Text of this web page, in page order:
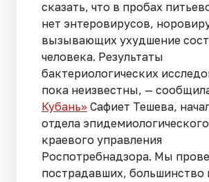
сказать, что в пробах
нет энтеровирусов,
вызывающих ухудшение
человека. Результаты
бактериологических
пока неизвестны, —
Кубань» Сафиет Тешева,
отдела
краевого управления
Роспотребнадзора. Мы
пострадавших, большинство